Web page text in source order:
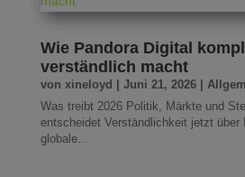
Wie Pandora Digital
verständlich macht
von xineloyd Juni 21, 2026|
Was treibt 2026 Politik, Märkte und
entscheidet Verständlichkeit jetzt über
globale...